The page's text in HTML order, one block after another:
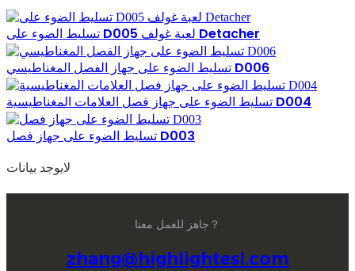
تسليط الضوء على D005 لعبة غولف Detacher
تسليط الضوء على جهاز الفصل المغناطيسي D006
تسليط الضوء على جهاز فصل العلامات المغناطيسية D004
تسليط الضوء على جهاز فصل D003
لايوجد بيانات
جاهز للعمل معنا？
zhang@highlightesl.com